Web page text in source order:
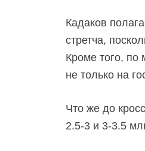
Кадаков
стретча,
Кроме того, по
не только на
Что же до
2.5-3и 3-3.5